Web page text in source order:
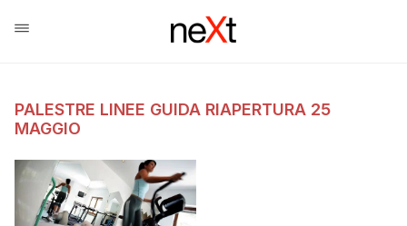
PALESTRE LINEE GUIDA RIAPERTURA 25
MAGGIO